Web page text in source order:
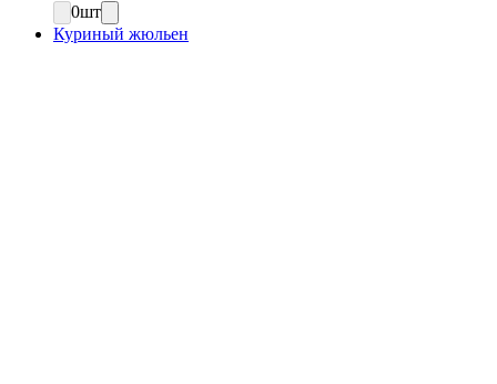
0шт
Куриный жюльен